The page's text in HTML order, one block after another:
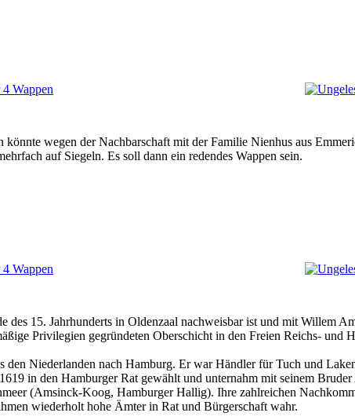
Wappen
könnte wegen der Nachbarschaft mit der Familie Nienhus aus
auf Siegeln. Es soll dann ein redendes Wappen sein.
Wappen
des 15. Jahrhunderts in Oldenzaal nachweisbar ist und mit Willem
Privilegien gegründeten Oberschicht in den Freien Reichs- und
Niederlanden nach Hamburg. Er war Händler für Tuch und
in den Hamburger Rat gewählt und unternahm mit seinem
(Amsinck-Koog, Hamburger Hallig). Ihre zahlreichen
wiederholt hohe Ämter in Rat und Bürgerschaft wahr.